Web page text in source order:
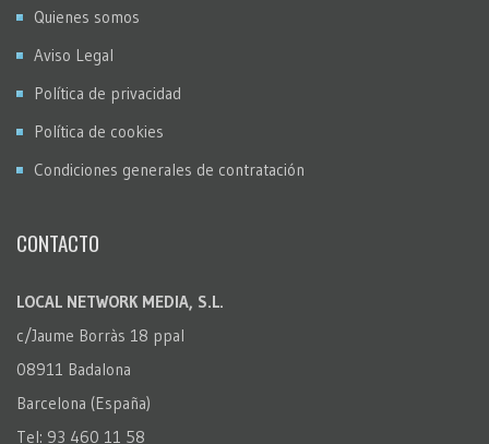
Quienes somos
Aviso Legal
Política de privacidad
Política de cookies
Condiciones generales de contratación
CONTACTO
LOCAL NETWORK MEDIA, S.L.
c/Jaume Borràs 18 ppal
08911 Badalona
Barcelona (España)
Tel: 93 460 11 58